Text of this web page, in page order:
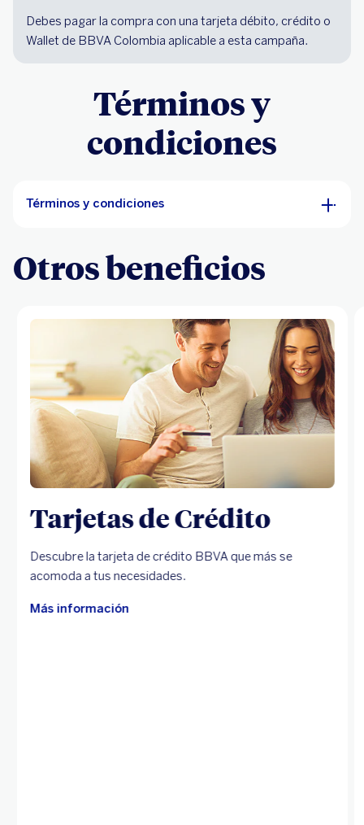
Debes pagar la compra con una tarjeta débito, crédito o
Wallet de BBVA Colombia aplicable a esta campaña.
Términos y
condiciones
Términos y condiciones
Otros beneficios
Tarjetas de Crédito
Descubre la tarjeta de crédito BBVA que más se
acomoda a tus necesidades.
Más información